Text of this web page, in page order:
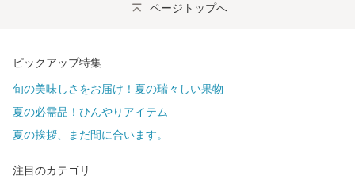
ページトップへ
ピックアップ特集
旬の美味しさをお届け！夏の瑞々しい果物
夏の必需品！ひんやりアイテム
夏の挨拶、まだ間に合います。
注目のカテゴリ